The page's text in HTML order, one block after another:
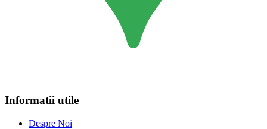
Informatii utile
Despre Noi